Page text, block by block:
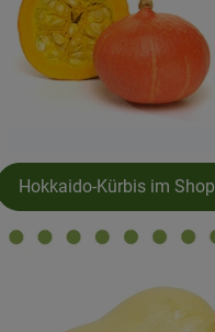
Hokkaido-Kürbis im Shop